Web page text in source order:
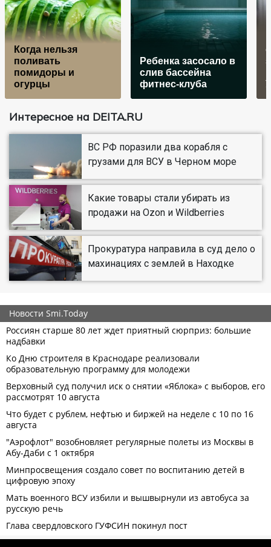
Когда нельзя
поливать
помидоры и
огурцы
Ребенка засосало в
слив бассейна
фитнес-клуба
Интересное на DEITA.RU
ВС РФ поразили два корабля с
грузами для ВСУ в Черном море
Какие товары стали убирать из
продажи на Ozon и Wildberries
Прокуратура направила в суд дело о
махинациях с землей в Находке